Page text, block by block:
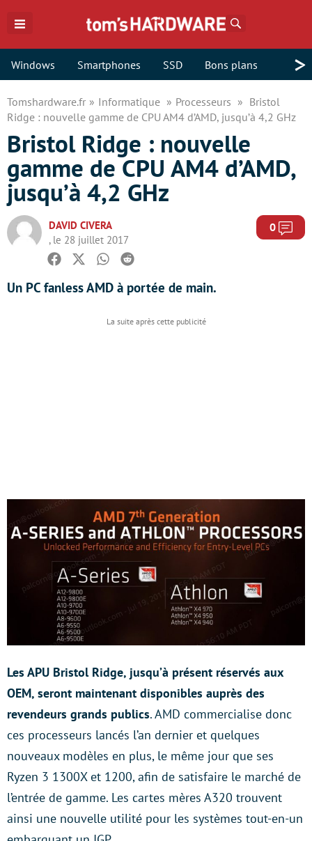
Windows Smartphones SSD Bons plans >
Tomshardware.fr Informatique Processeurs
Bristol
Ridge : nouvelle gamme de CPU AM4 d’AMD, jusqu’à 4,2 GHz
Bristol Ridge : nouvelle
gamme de CPU AM4 d’AMD,
jusqu’à 4,2 GHz
DAVID CIVERA
, le 28 juillet 2017
0
Facebook
TwitterWhatsapp
Reddit
Un PC fanless AMD à portée de main.
Les APU Bristol Ridge, jusqu’à présent réservés aux
OEM, seront maintenant disponibles auprès des
revendeurs grands publics. AMD commercialise donc
ces processeurs lancés l’an dernier et quelques
nouveaux modèles en plus, le même jour que ses
Ryzen 3 1300X et 1200, afin de satisfaire le marché de
l’entrée de gamme. Les cartes mères A320 trouvent
ainsi une nouvelle utilité pour les systèmes tout-en-un